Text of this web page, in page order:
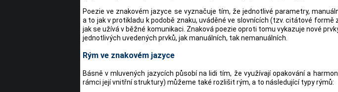
Poezie ve znakovém jazyce se vyznačuje tím, že jednotlivé parametry,
a to jak v protikladu k podobě znaku, uváděné ve slovnících (tzv. citátové formě
jak se užívá v běžné komunikaci. Znaková poezie oproti tomu vykazuje nové
jednotlivých uvedených prvků, jak manuálních, tak nemanuálních.
Rým ve znakovém jazyce
Básně v mluvených jazycích působí na lidi tím, že využívají opakování a
rámci její vnitřní struktury) můžeme také rozlišit rým, a to následující typy rýmů: